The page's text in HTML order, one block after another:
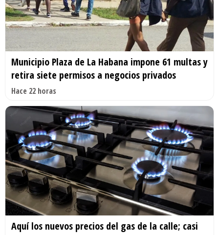
Municipio Plaza de La Habana impone 61 multas y
retira siete permisos a negocios privados
Hace 22 horas
Aquí los nuevos precios del gas de la calle; casi